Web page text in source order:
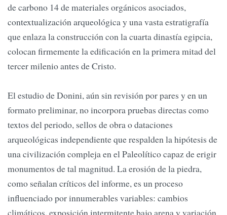
de carbono 14 de materiales orgánicos asociados,
contextualización arqueológica y una vasta estratigrafía
que enlaza la construcción con la cuarta dinastía egipcia,
colocan firmemente la edificación en la primera mitad del
tercer milenio antes de Cristo.
El estudio de Donini, aún sin revisión por pares y en un
formato preliminar, no incorpora pruebas directas como
textos del periodo, sellos de obra o dataciones
arqueológicas independiente que respalden la hipótesis de
una civilización compleja en el Paleolítico capaz de erigir
monumentos de tal magnitud. La erosión de la piedra,
como señalan críticos del informe, es un proceso
influenciado por innumerables variables: cambios
climáticos, exposición intermitente bajo arena y variación